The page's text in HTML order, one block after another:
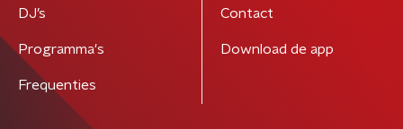
DJ’s
Programma's
Frequenties
Contact
Download de app